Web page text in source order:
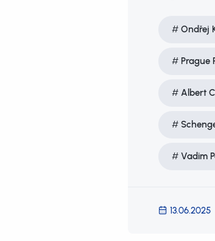
Ondřej
Prague
Albert
Vadim
13.06.2025